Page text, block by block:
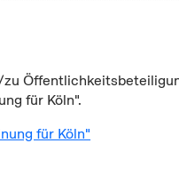
für Köln".
für Köln"